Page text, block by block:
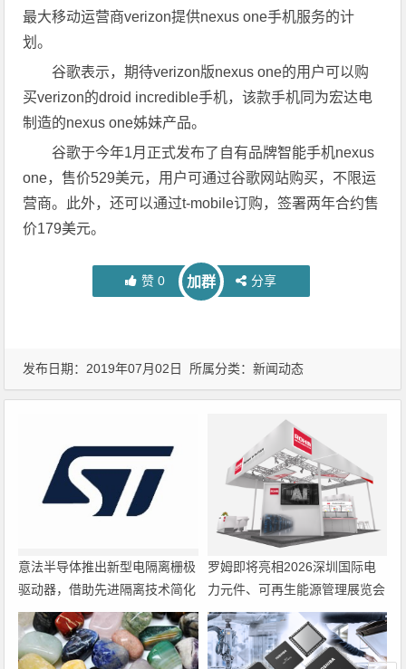
最大移动运营商verizon提供nexus one手机服务的计
划。
谷歌表示，期待verizon版nexus one的用户可以购
买verizon的droid incredible手机，该款手机同为宏达电
制造的nexus one姊妹产品。
谷歌于今年1月正式发布了自有品牌智能手机nexus
one，售价529美元，用户可通过谷歌网站购买，不限运
营商。此外，还可以通过t-mobile订购，签署两年合约售
价179美元。
赞 0 加群 分享
发布日期：2019年07月02日 所属分类：新闻动态
意法半导体推出新型电隔离栅极
驱动器，借助先进隔离技术简化
电源设计
罗姆即将亮相2026深圳国际电
力元件、可再生能源管理展览会
暨研讨会